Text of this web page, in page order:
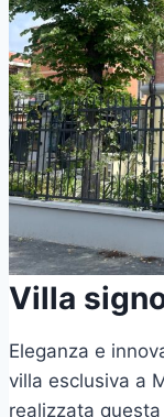
Villa
Eleganza e
villa esclusiva a
realizzata